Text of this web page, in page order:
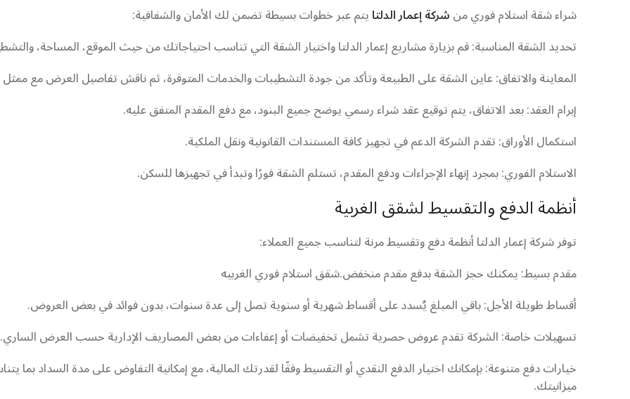
شراء شقة استلام فوري منشركة إعمار الدلتايتم عبر خطوات بسيطة تضمن لك الأمان والشفافية:
تحديد الشقة المناسبة: قم بزيارة مشاريع إعمار الدلتا واختيار الشقة التي تناسب احتياجاتك من حيث الموقع، المساحة،
المعاينة والاتفاق: عاين الشقة على الطبيعة وتأكد من جودة التشطيبات والخدمات المتوفرة، ثم ناقش تفاصيل العرض مع
إبرام العقد: بعد الاتفاق، يتم توقيع عقد شراء رسمي يوضح جميع البنود، مع دفع المقدم المتفق عليه.
استكمال الأوراق: تقدم الشركة الدعم في تجهيز كافة المستندات القانونية ونقل الملكية.
الاستلام الفوري: بمجرد إنهاء الإجراءات ودفع المقدم، تستلم الشقة فورًا وتبدأ في تجهيزها للسكن.
أنظمة الدفع والتقسيط لشقق الغربية
توفر شركة إعمار الدلتا أنظمة دفع وتقسيط مرنة لتناسب جميع العملاء:
مقدم بسيط: يمكنك حجز الشقة بدفع مقدم منخفض.شقق استلام فوري الغربيه
أقساط طويلة الأجل: باقي المبلغ يُسدد على أقساط شهرية أو سنوية تصل إلى عدة سنوات، بدون فوائد في بعض العروض.
تسهيلات خاصة: الشركة تقدم عروض حصرية تشمل تخفيضات أو إعفاءات من بعض المصاريف الإدارية حسب العرض الساري.
خيارات دفع متنوعة: بإمكانك اختيار الدفع النقدي أو التقسيط وفقًا لقدرتك المالية، مع إمكانية التفاوض على مدة السداد بما
ميزانيتك.